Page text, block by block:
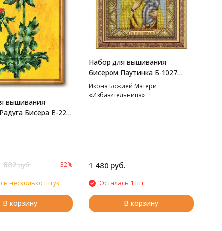
вышивания
Бисера В-220
см
882руб. -32%
несколько штук
В корзину
Набор для вышивания
бисером Паутинка Б-1027
Пресвятая Богородица
Избавительница, 20*25 см
Икона Божией Матери
«Избавительница»
1 480 руб.
Осталась 1 шт.
В корзину